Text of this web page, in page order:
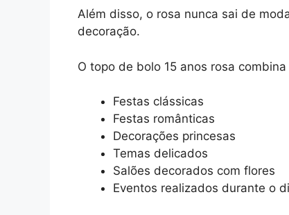
Além disso, o rosa nunca sai de
decoração.
O topo de bolo 15 anos rosa
Festas clássicas
Festas românticas
Decorações princesas
Temas delicados
Salões decorados com flores
Eventos realizados durante o